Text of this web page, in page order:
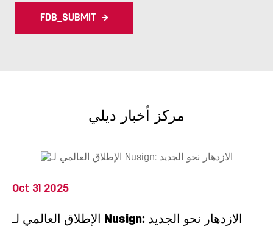
FDB_SUBMIT
مركز أخبار ديلي
Oct 31 2025
الإطلاق العالمي لـ Nusign: الازدهار نحو الجديد